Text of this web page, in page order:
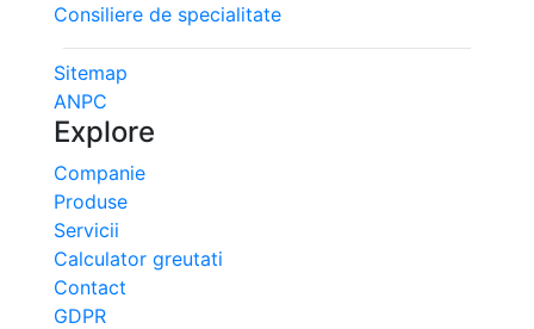
Consiliere de specialitate
Sitemap
ANPC
Explore
Companie
Produse
Servicii
Calculator greutati
Contact
GDPR